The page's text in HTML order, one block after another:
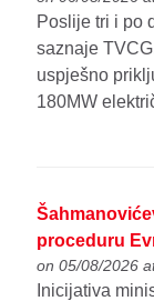
Poslije tri i po
saznaje
uspješno
180MW
proceduru
on 05/08/2026
Inicijativa